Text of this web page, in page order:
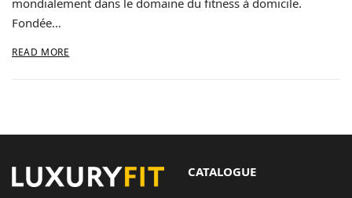
mondialement dans le domaine du fitness à domicile.
Fondée…
READ MORE
CATALOGUE